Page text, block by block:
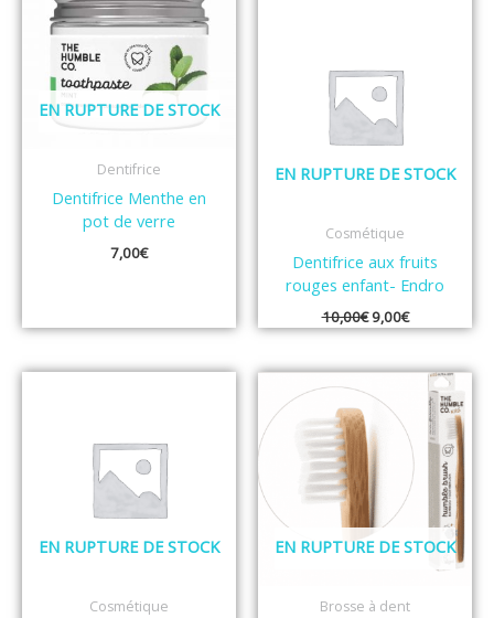
EN RUPTURE DE STOCK
Dentifrice
Dentifrice Menthe en
pot de verre
7,00€
EN RUPTURE DE STOCK
Cosmétique
Dentifrice aux fruits
rouges enfant- Endro
10,00€ 9,00€
EN RUPTURE DE STOCK
Cosmétique
EN RUPTURE DE STOCK
Brosse à dent